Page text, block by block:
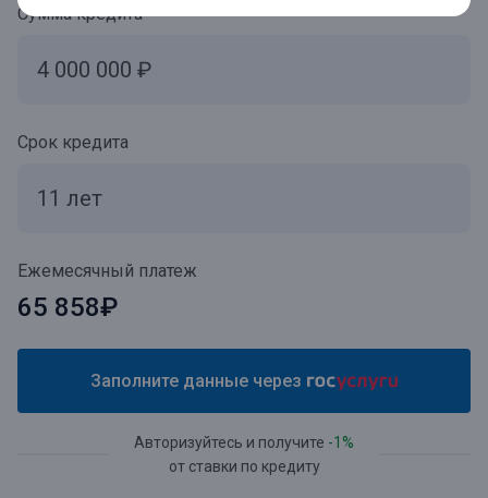
Сумма кредита
Срок кредита
Ежемесячный платеж
65 858₽
Заполните данные через
Авторизуйтесь и получите -1%
от ставки по кредиту